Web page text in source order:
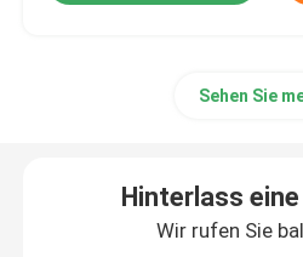
Sehen Sie
Hinterlass
Wir rufen Sie